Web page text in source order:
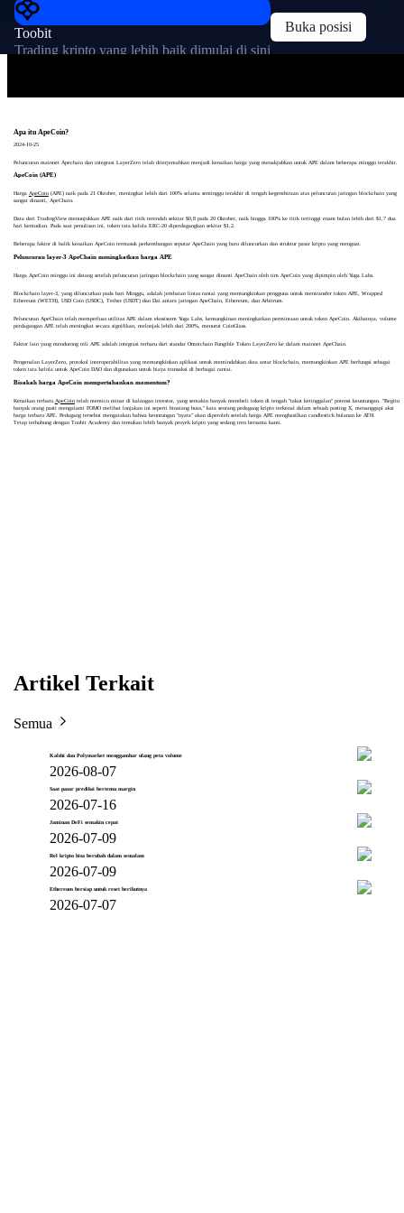
Toobit
Trading kripto yang lebih baik dimulai di sini
Buka posisi
Apa itu ApeCoin?
2024-10-25
Peluncuran mainnet Apechain dan integrasi LayerZero telah diterjemahkan menjadi kenaikan harga yang menakjubkan untuk APE dalam beberapa minggu terakhir.
ApeCoin (APE)
Harga ApeCoin(APE) naik pada 21 Oktober, meningkat lebih dari 100% selama seminggu terakhir di tengah kegembiraan atas peluncuran jaringan blockchain yang
sangat dinanti, ApeChain.
Data dari TradingView menunjukkan APE naik dari titik terendah sekitar $0,8 pada 20 Oktober, naik hingga 100% ke titik tertinggi enam bulan lebih dari $1,7 dua
hari kemudian. Pada saat penulisan ini, token tata kelola ERC-20 diperdagangkan sekitar $1,2.
Beberapa faktor di balik kenaikan ApeCoin termasuk perkembangan seputar ApeChain yang baru diluncurkan dan struktur pasar kripto yang menguat.
Peluncuran layer-3 ApeChain meningkatkan harga APE
Harga ApeCoin minggu ini datang setelah peluncuran jaringan blockchain yang sangat dinanti ApeChain oleh tim ApeCoin yang dipimpin oleh Yuga Labs.
Blockchain layer-3, yang diluncurkan pada hari Minggu, adalah jembatan lintas rantai yang memungkinkan pengguna untuk mentransfer token APE, Wrapped
Ethereum (WETH), USD Coin (USDC), Tether (USDT) dan Dai antara jaringan ApeChain, Ethereum, dan Arbitrum.
Peluncuran ApeChain telah memperluas utilitas APE dalam ekosistem Yuga Labs, kemungkinan meningkatkan permintaan untuk token ApeCoin. Akibatnya, volume
perdagangan APE telah meningkat secara signifikan, melonjak lebih dari 200%, menurut CoinGlass.
Faktor lain yang mendorong reli APE adalah integrasi terbaru dari standar Omnichain Fungible Token LayerZero ke dalam mainnet ApeChain.
Pengenalan LayerZero, protokol interoperabilitas yang memungkinkan aplikasi untuk memindahkan data antar blockchain, memungkinkan APE berfungsi sebagai
token tata kelola untuk ApeCoin DAO dan digunakan untuk biaya transaksi di berbagai rantai.
Bisakah harga ApeCoin mempertahankan momentum?
Kenaikan terbaru ApeCointelah memicu minat di kalangan investor, yang semakin banyak membeli token di tengah "takut ketinggalan" potensi keuntungan. "Begitu
banyak orang pasti mengalami FOMO melihat lonjakan ini seperti binatang buas," kata seorang pedagang kripto terkenal dalam sebuah posting X, menanggapi aksi
harga terbaru APE. Pedagang tersebut mengatakan bahwa keuntungan "nyata" akan diperoleh setelah harga APE menghasilkan candlestick bulanan ke ATH.
Tetap terhubung dengan Toobit Academy dan temukan lebih banyak proyek kripto yang sedang tren bersama kami.
Artikel Terkait
Semua
Kalshi dan Polymarket menggambar ulang peta volume
2026-08-07
Saat pasar prediksi bertemu margin
2026-07-16
Jaminan DeFi semakin cepat
2026-07-09
Rel kripto bisa berubah dalam semalam
2026-07-09
Ethereum bersiap untuk reset berikutnya
2026-07-07